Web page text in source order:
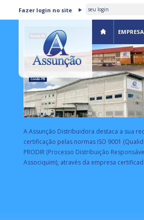
Fazer login no site
EMPRESA
ASSUNÇÃO DISTRIBUIDORA É
CERTIFICADA PELA BSI
A Assunção Distribuidora destaca a sua
certificação pelas normas ISO 9001
PRODIR (Processo Distribuição
Associquim), através da empresa